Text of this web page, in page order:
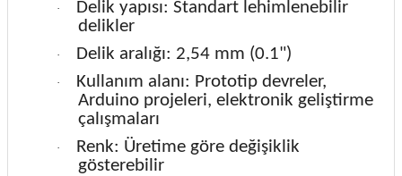
·
Delik yapısı: Standart lehimlenebilir
delikler
· Delik aralığı: 2,54 mm (0.1")
·
Kullanım alanı: Prototip devreler,
Arduino projeleri, elektronik geliştirme
çalışmaları
·
Renk: Üretime göre değişiklik
gösterebilir